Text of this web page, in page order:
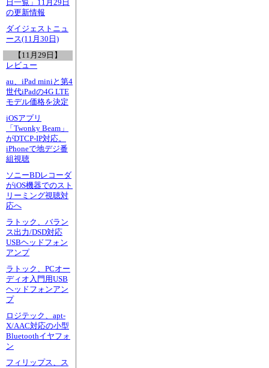
日一覧」11月29日
の更新情報
ダイジェストニュ
ース(11月30日)
【11月29日】
レビュー
au、iPad miniと第4
世代iPadの4G LTE
モデル価格を決定
iOSアプリ
「Twonky Beam」
がDTCP-IP対応。
iPhoneで地デジ番
組視聴
ソニーBDレコーダ
がiOS機器でのスト
リーミング視聴対
応へ
ラトック、バラン
ス出力/DSD対応
USBヘッドフォン
アンプ
ラトック、PCオー
ディオ入門用USB
ヘッドフォンアン
プ
ロジテック、apt-
X/AAC対応の小型
Bluetoothイヤフォ
ン
フィリップス、ス